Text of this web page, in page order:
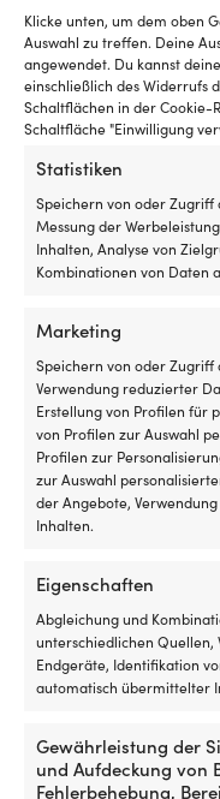
Klicke unten, um dem oben
Auswahl zu treffen. Deine
angewendet. Du kannst
einschließlich des Widerrufs
Schaltflächen in der Cookie-
Schaltfläche "Einwilligung
Statistiken
Speichern von oder
Messung der
Inhalten, Analyse von
Kombinationen von Daten
Marketing
Speichern von oder
Verwendung reduzierter
Erstellung von Profilen für
von Profilen zur Auswahl
Profilen zur
zur Auswahl
der Angebote,
Inhalten.
Eigenschaften
Abgleichung und
unterschiedlichen Quellen,
Endgeräte, Identifikation
automatisch übermittelter
Gewährleistung der
und Aufdeckung von
Fehlerbehebung,
Es wurden keine
entsprechen.
Die
Jetzt kaufen,
Preisgarantie ist
Preise aller Shops
ganz entspannt
Artikel innerhalb
Händler günstiger,
Nachhinein an.
erfahren